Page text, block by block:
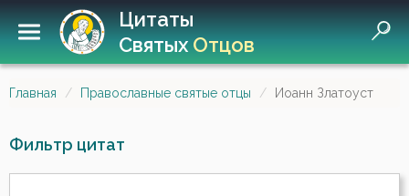
Цитаты
СвятыхОтцов
Главная Православные святые отцы Иоанн Златоуст
Фильтр цитат